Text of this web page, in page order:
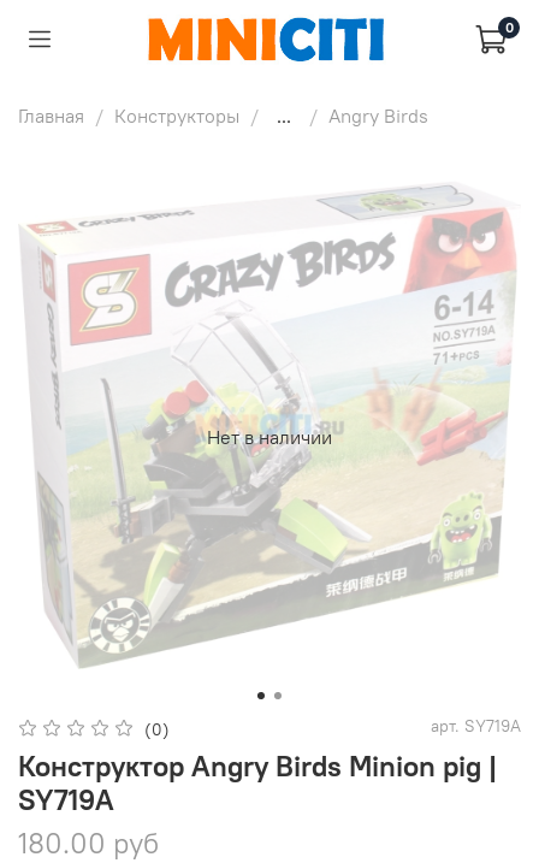
0
Главная Конструкторы ... Angry Birds
Нет в наличии
(0) арт. SY719A
Конструктор Angry Birds Minion pig |
SY719A
180.00 руб